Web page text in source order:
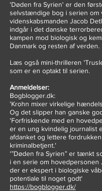
'Døden fra Syrien' er den
selvstændige bog i serien om
videnskabsmanden Jacob
indgår i det danske
kampen mod biologisk og
Danmark og resten af verden.
Læs også mini-thrilleren
som er en optakt til serien.
Anmeldelser:
Bogblogger.dk:
'Krohn mixer virkelige
Og det slipper han ganske
'Forfriskende med en
er en ung kvindelig journalist
afdanket og lettere
kriminalbetjent.'
'”Døden fra Syrien” er tænkt
i en serie om hovedpersonen
der er ekspert i biologiske
potentiale til noget godt'
https://bogblogger.dk/